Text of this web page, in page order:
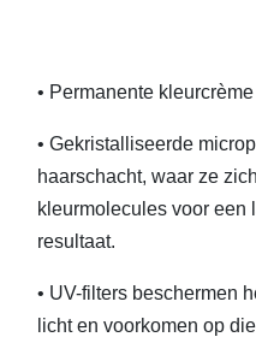
• Permanente
• Gekristalliseerde
haarschacht, waar ze
kleurmolecules voor een
resultaat.
• UV-filters beschermen
licht en voorkomen op